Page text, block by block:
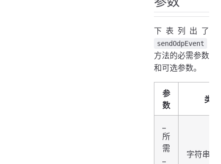
下表列出了
sendOdpEvent
方法的必需参数
和可选参数。
参
数
类型
所
需
字符串